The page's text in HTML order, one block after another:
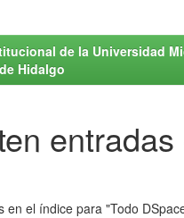
de la Universidad
Hidalgo
entradas
en el índice para "Todo